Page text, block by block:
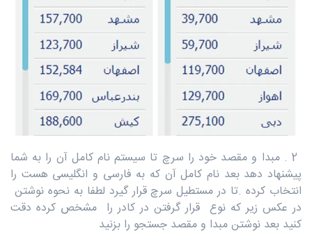
2 . مبدا و مقصد خود را سرچ تا سیستم نام کامل آن را به شما
پیشنهاد دهد بعد نام کامل آن که به فارسی و انگلیسی هست را
انتخاب کرده .تا در مستطیل سرچ قرار گیرد لطفا به نحوه نوشتن
در عکس زیر که نوع قرار گرفتن در کادر را مشخص کرده دقت
کنید بعد نوشتن مبدا و مقصد جستجو را بزنید